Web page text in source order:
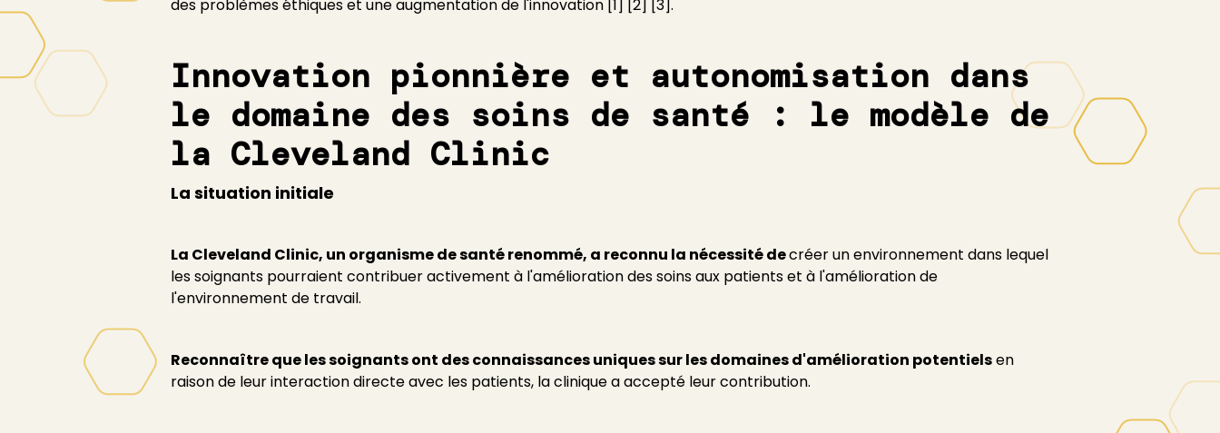
des problèmes éthiques et une augmentation de l'innovation [1] [2] [3].
Innovation pionnière et autonomisation dans
le domaine des soins de santé : le modèle de
la Cleveland Clinic
La situation initiale
La Cleveland Clinic, un organisme de santé renommé, a reconnu la nécessité decréer un environnement dans lequel
les soignants pourraient contribuer activement à l'amélioration des soins aux patients et à l'amélioration de
l'environnement de travail.
Reconnaître que les soignants ont des connaissances uniques sur les domaines d'amélioration potentielsen
raison de leur interaction directe avec les patients, la clinique a accepté leur contribution.